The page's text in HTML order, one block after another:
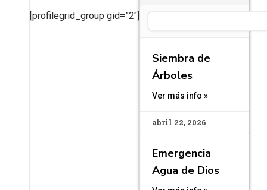
Siembra de
Árboles
Ver más info »
abril 22, 2026
Emergencia
Agua de Dios
[profilegrid_group gid=”2″]